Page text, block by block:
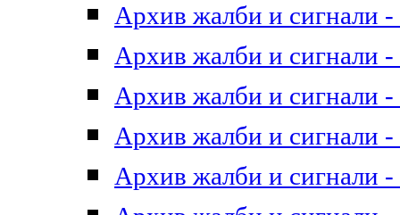
Архив жалби и сигнали -
Архив жалби и сигнали -
Архив жалби и сигнали -
Архив жалби и сигнали -
Архив жалби и сигнали -